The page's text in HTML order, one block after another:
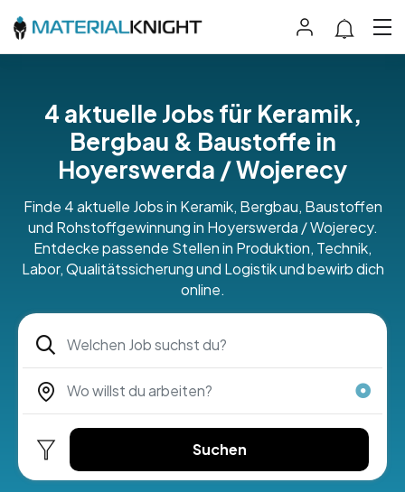
4 aktuelle Jobs für Keramik,
Bergbau & Baustoffe in
Hoyerswerda / Wojerecy
Finde 4 aktuelle Jobs in Keramik, Bergbau, Baustoffen
und Rohstoffgewinnung in Hoyerswerda / Wojerecy.
Entdecke passende Stellen in Produktion, Technik,
Labor, Qualitätssicherung und Logistik und bewirb dich
online.
Suchen